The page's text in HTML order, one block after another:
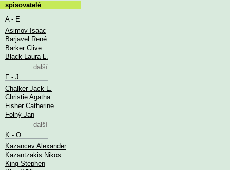
spisovatelé
A - E
Asimov Isaac
Barjavel René
Barker Clive
Black Laura L.
další
F - J
Chalker Jack L.
Christie Agatha
Fisher Catherine
Folný Jan
další
K - O
Kazancev Alexander
Kazantzakis Nikos
King Stephen